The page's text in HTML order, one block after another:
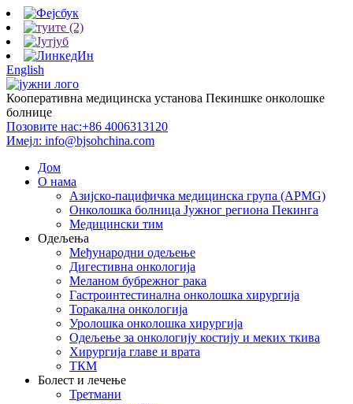
English
Кооперативна медицинска установа Пекиншке онколошке
болнице
Позовите нас:+86 4006313120
Имејл: info@bjsohchina.com
Дом
О нама
Азијско-пацифичка медицинска група (APMG)
Онколошка болница Јужног региона Пекинга
Медицински тим
Одељења
Међународни одељење
Дигестивна онкологија
Меланом бубрежног рака
Гастроинтестинална онколошка хирургија
Торакална онкологија
Уролошка онколошка хирургија
Одељење за онкологију костију и меких ткива
Хирургија главе и врата
ТКМ
Болест и лечење
Третмани